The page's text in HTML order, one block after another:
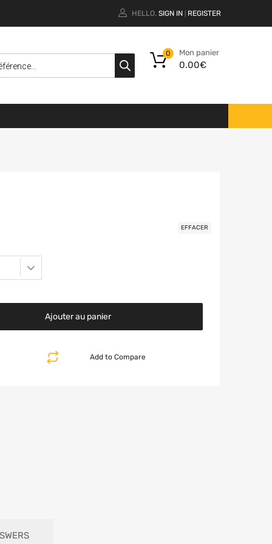
HELLO. SIGN IN REGISTER
Mon panier
0.00€
0
EFFACER
Ajouter au panier
Add to Compare